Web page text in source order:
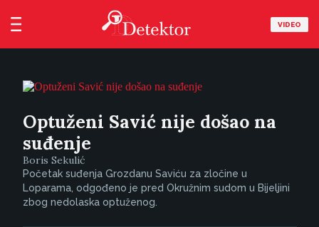
VIDEO
Optuženi Savić nije došao na
suđenje
Boris Sekulić
Početak suđenja Grozdanu Saviću za zločine u
Loparama, odgođeno je pred Okružnim sudom u Bijeljini
zbog nedolaska optuženog.